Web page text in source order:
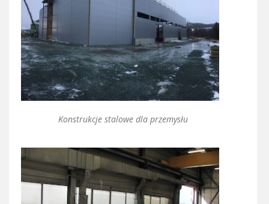
Konstrukcje stalowe dla przemysłu